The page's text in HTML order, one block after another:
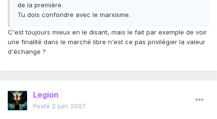
de la première.
Tu dois confondre avec le marxisme.
C'est toujours mieux en le disant, mais le fait par exemple de voir
une finalité dans le marché libre n'est ce pas privilégier la valeur
d'échange ?
Legion
Posté 2 juin 2007